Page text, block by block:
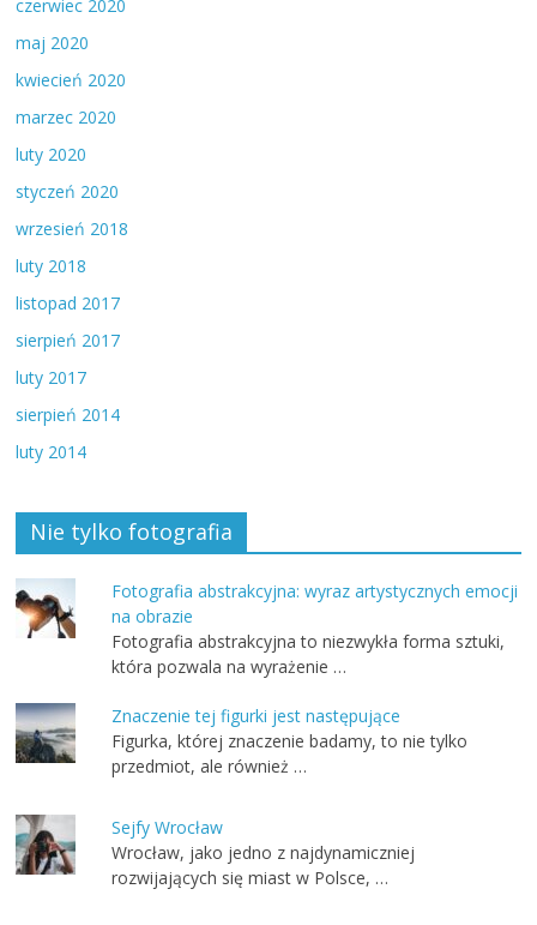
czerwiec 2020
maj 2020
kwiecień 2020
marzec 2020
luty 2020
styczeń 2020
wrzesień 2018
luty 2018
listopad 2017
sierpień 2017
luty 2017
sierpień 2014
luty 2014
Nie tylko fotografia
Fotografia abstrakcyjna: wyraz artystycznych emocji
na obrazie
Fotografia abstrakcyjna to niezwykła forma sztuki,
która pozwala na wyrażenie …
Znaczenie tej figurki jest następujące
Figurka, której znaczenie badamy, to nie tylko
przedmiot, ale również …
Sejfy Wrocław
Wrocław, jako jedno z najdynamiczniej
rozwijających się miast w Polsce, …